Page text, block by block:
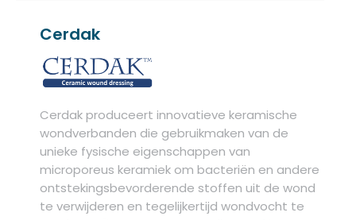
Cerdak
Cerdak produceert innovatieve keramische
wondverbanden die gebruikmaken van de
unieke fysische eigenschappen van
microporeus keramiek om bacteriën en andere
ontstekingsbevorderende stoffen uit de wond
te verwijderen en tegelijkertijd wondvocht te